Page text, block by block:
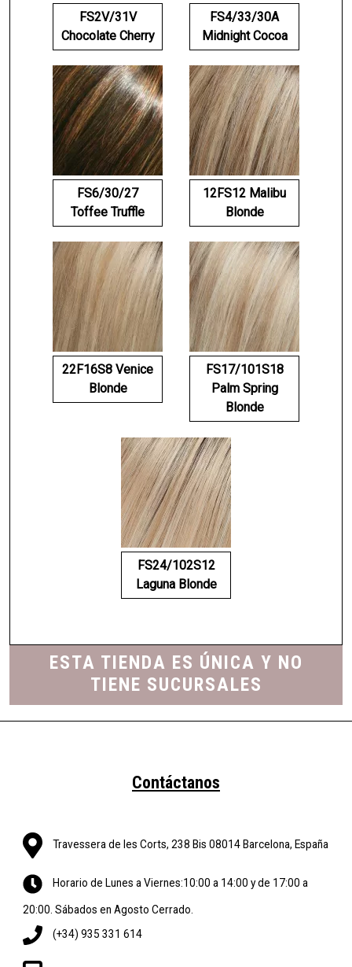
FS2V/31V
Chocolate Cherry
FS4/33/30A
Midnight Cocoa
FS6/30/27
Toffee Truffle
12FS12 Malibu
Blonde
22F16S8 Venice
Blonde
FS17/101S18
Palm Spring
Blonde
FS24/102S12
Laguna Blonde
ESTA TIENDA ES ÚNICA Y NO
TIENE SUCURSALES
Contáctanos
Travessera de les Corts, 238 Bis 08014 Barcelona, España
Horario de Lunes a Viernes:10:00 a 14:00 y de 17:00 a
20:00. Sábados en Agosto Cerrado.
(+34) 935 331 614